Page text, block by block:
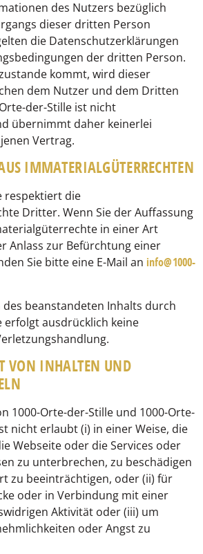
des Nutzers bezüglich
dieser dritten Person
die Datenschutzerklärungen
der dritten Person.
kommt, wird dieser
dem Nutzer und dem Dritten
der-Stille ist nicht
übernimmt daher keinerlei
Vertrag.
IMMATERIALGÜTERRECHTEN
respektiert die
Dritter. Wenn Sie der Auffassung
in einer Art
Anlass zur Befürchtung einer
Sie bitte eine E-Mail an info@1000-
des beanstandeten Inhalts durch
erfolgt ausdrücklich keine
VON INHALTEN UND
1000-Orte-der-Stille und 1000-Orte-
nicht erlaubt (i) in einer Weise, die
Webseite oder die Services oder
zu unterbrechen, zu beschädigen
zu beeinträchtigen, oder (ii) für
oder in Verbindung mit einer
Aktivität oder (iii) um
oder Angst zu